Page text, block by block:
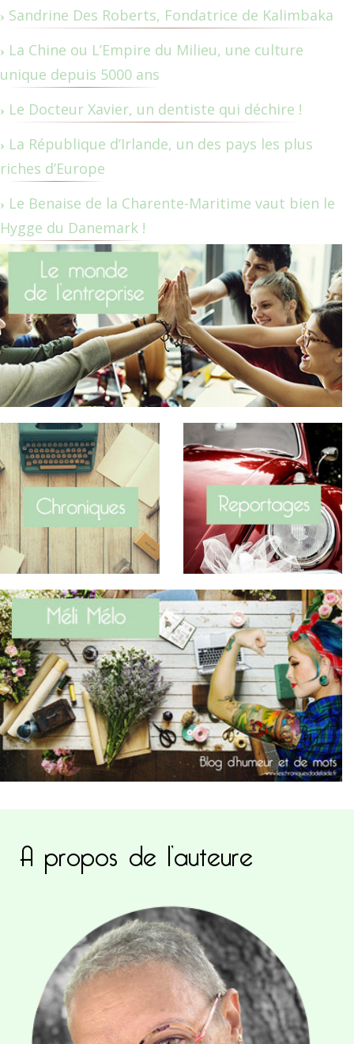
Sandrine Des Roberts, Fondatrice de Kalimbaka
La Chine ou L’Empire du Milieu, une culture
unique depuis 5000 ans
Le Docteur Xavier, un dentiste qui déchire !
La République d’Irlande, un des pays les plus
riches d’Europe
Le Benaise de la Charente-Maritime vaut bien le
Hygge du Danemark !
A propos de l’auteure